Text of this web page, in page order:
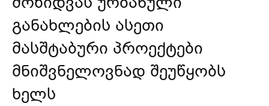
განახლების ასეთი
მასშტაბური პროექტები
მნიშვნელოვნად შეუწყობს
ხელს